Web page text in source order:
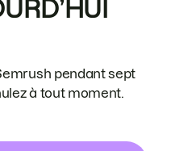
pendant sept
à tout moment.